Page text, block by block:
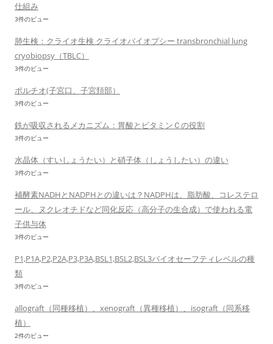
仕組み
3件のビュー
肺生検：クライオ生検 クライオバイオプシー transbronchial lung
cryobiopsy（TBLC）
3件のビュー
ポルチオ(子宮口、子宮頚部）
3件のビュー
鉄が吸収されるメカニズム：胃酸とビタミンＣの役割
3件のビュー
水晶体（すいしょうたい）と硝子体（しょうしたい）の違い
3件のビュー
補酵素NADHとNADPHとの違いは？NADPHは、脂肪酸、コレステロ
ール、ヌクレオチドなど同化反応（高分子の生合成）で使われる電
子供与体
3件のビュー
P1,P1A,P2,P2A,P3,P3A,BSL1,BSL2,BSL3バイオセーフティレベルの種
類
3件のビュー
allograft（同種移植）、xenograft（異種移植）、isograft（同系移
植）
2件のビュー